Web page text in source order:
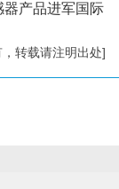
产品进军国际
转载请注明出处]